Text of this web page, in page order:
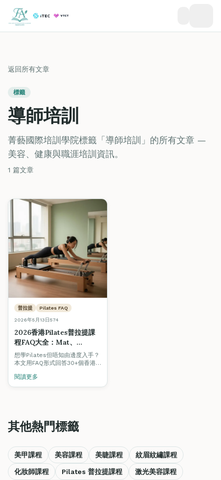
返回所有文章
標籤
導師培訓
菁藝國際培訓學院標籤「導師培訓」的所有文章 —
美容、健康與職涯培訓資訊。
1 篇文章
普拉提 Pilates FAQ
2026年5月13日574
2026香港Pilates普拉提課
程FAQ大全：Mat、
Reformer、Cadillac分別
＋為何選Fine Arts ×
HKRPA®
想學Pilates但唔知由邊度入手？
本文用FAQ形式回答30+個香港
係咩、Mat / Reformer /
Cadillac / Chair點揀、邊類人最
閱讀更多
其他熱門標籤
美甲課程 美容課程 美睫課程 紋眉紋繡課程
化妝師課程 Pilates 普拉提課程 激光美容課程